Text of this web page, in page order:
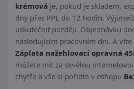
krémová je, pokud je skladem,
dny přes PPL do 12 hodin.
uskutečnit později. Objednávku
následujícím pracovním dni. A víte
Záplata nažehlovací opravná
můžete mít za skvělou
chytře a vše si pořiďte v eshopu